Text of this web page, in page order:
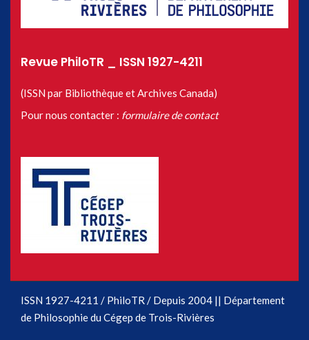
Revue PhiloTR _ ISSN 1927-4211
(ISSN par Bibliothèque et Archives Canada)
Pour nous contacter : formulaire de contact
ISSN 1927-4211 / PhiloTR / Depuis 2004 || Département
de Philosophie du Cégep de Trois-Rivières